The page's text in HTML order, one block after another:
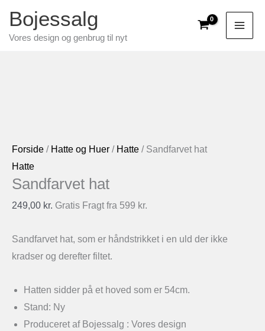
indholdet
Bojessalg
Vores design og genbrug til nyt
Forside / Hatte og Huer / Hatte / Sandfarvet hat
Hatte
Sandfarvet hat
249,00 kr. Gratis Fragt fra 599 kr.
Sandfarvet hat, som er håndstrikket i en uld der ikke
kradser og derefter filtet.
Hatten sidder på et hoved som er 54cm.
Stand: Ny
Produceret af Bojessalg : Vores design